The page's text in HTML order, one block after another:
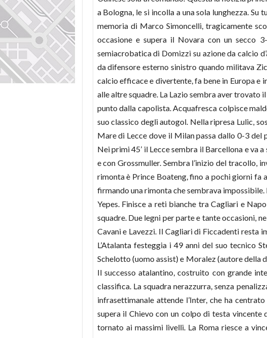
a Bologna, le si incolla a una sola lunghezza.
memoria di Marco Simoncelli, tragicamente
occasione e supera il Novara con un
semiacrobatica di Domizzi su azione da calcio
da difensore esterno sinistro quando militava
calcio efficace e divertente, fa bene in Europa e
alle altre squadre. La Lazio sembra aver trovato
punto dalla capolista. Acquafresca colpisce
suo classico degli autogol. Nella ripresa Lulic,
Mare di Lecce dove il Milan passa dallo 0-3
Nei primi 45’ il Lecce sembra il Barcellona e va
e con Grossmuller. Sembra l’inizio del tracollo,
rimonta è Prince Boateng, fino a pochi giorni
firmando una rimonta che sembrava
Yepes. Finisce a reti bianche tra Cagliari e
squadre. Due legni per parte e tante occasioni,
Cavani e Lavezzi. Il Cagliari di Ficcadenti resta
L’Atalanta festeggia i 49 anni del suo tecnico
Schelotto (uomo assist) e Moralez (autore della
Il successo atalantino, costruito con grande
classifica. La squadra nerazzurra, senza
infrasettimanale attende l’Inter, che ha
supera il Chievo con un colpo di testa
tornato ai massimi livelli. La Roma riesce a